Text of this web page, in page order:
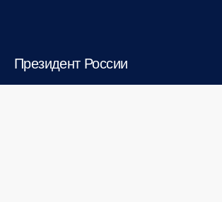
Президент России